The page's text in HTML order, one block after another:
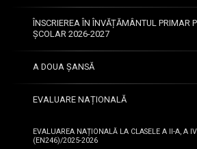
ÎNSCRIEREA ÎN ÎNVĂȚĂMÂNTUL PRIMAR
ȘCOLAR 2026-2027
A DOUA ȘANSĂ
EVALUARE NAȚIONALĂ
EVALUAREA NAȚIONALĂ LA CLASELE A II-A, A
(EN246)/2025-2026